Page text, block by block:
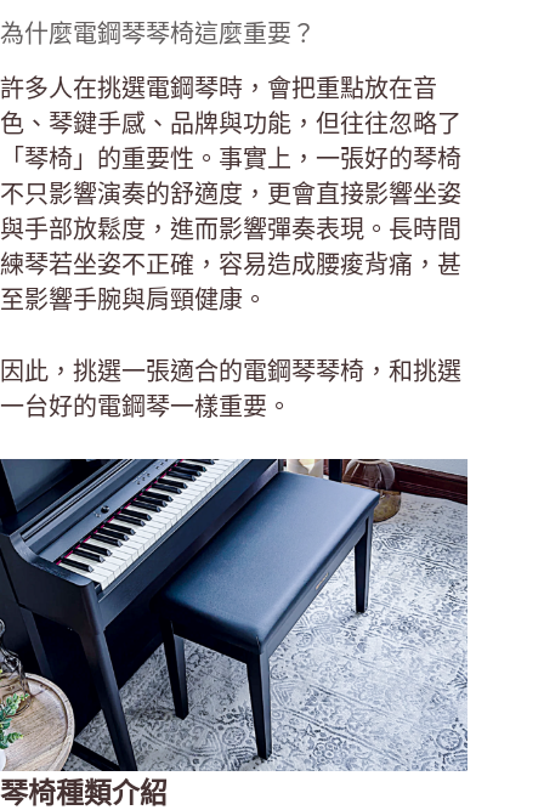
為什麼電鋼琴琴椅這麼重要？
許多人在挑選電鋼琴時，會把重點放在音
色、琴鍵手感、品牌與功能，但往往忽略了
「琴椅」的重要性。事實上，一張好的琴椅
不只影響演奏的舒適度，更會直接影響坐姿
與手部放鬆度，進而影響彈奏表現。長時間
練琴若坐姿不正確，容易造成腰痠背痛，甚
至影響手腕與肩頸健康。
因此，挑選一張適合的電鋼琴琴椅，和挑選
一台好的電鋼琴一樣重要。
琴椅種類介紹